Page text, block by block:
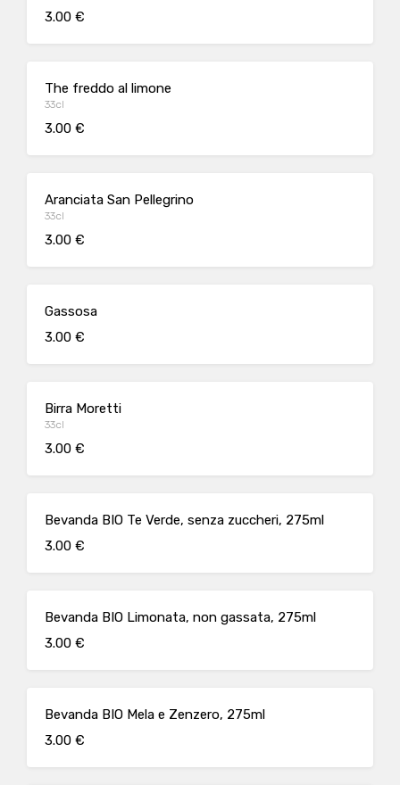
3.00 €
The freddo al limone
33cl
3.00 €
Aranciata San Pellegrino
33cl
3.00 €
Gassosa
3.00 €
Birra Moretti
33cl
3.00 €
Bevanda BIO Te Verde, senza zuccheri, 275ml
3.00 €
Bevanda BIO Limonata, non gassata, 275ml
3.00 €
Bevanda BIO Mela e Zenzero, 275ml
3.00 €